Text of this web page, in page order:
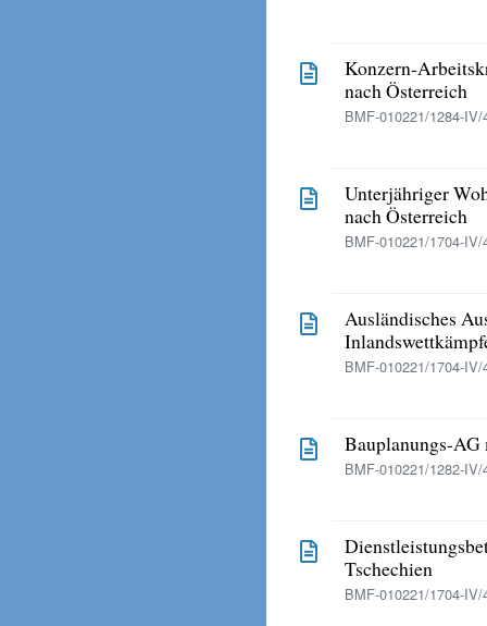
Konzern-
nach Österreich
BMF-010221/1284-
Unterjähriger
nach Österreich
BMF-010221/1704-
Ausländisches
BMF-010221/1704-
Bauplanungs-
BMF-010221/1282-
Tschechien
BMF-010221/1704-